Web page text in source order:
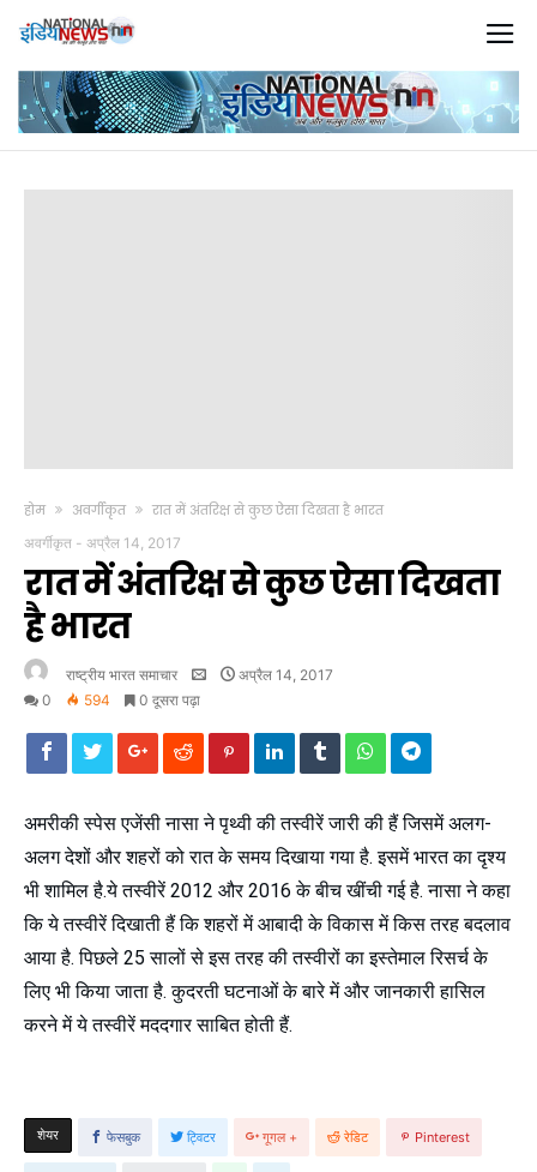
होम अवर्गीकृत रात में अंतरिक्ष से कुछ ऐसा दिखता है भारत
अवर्गीकृत - अप्रैल 14, 2017
रात में अंतरिक्ष से कुछ ऐसा दिखता
है भारत
राष्ट्रीय भारत समाचार
अप्रैल 14, 2017
0
594 0 दूसरा पढ़ा
अमरीकी स्पेस एजेंसी नासा ने पृथ्वी की तस्वीरें जारी की हैं जिसमें अलग-
अलग देशों और शहरों को रात के समय दिखाया गया है.इसमें भारत का दृश्य
भी शामिल है.ये तस्वीरें2012 और 2016के बीच खींची गई है.नासा ने कहा
कि ये तस्वीरें दिखाती हैं कि शहरों में आबादी के विकास में किस तरह बदलाव
आया है. पिछले 25सालों से इस तरह की तस्वीरों का इस्तेमाल रिसर्च के
लिए भी किया जाता है.कुदरती घटनाओं के बारे में और जानकारी हासिल
करने में ये तस्वीरें मददगार साबित होती हैं.
शेयर फेसबुक ट्विटर गूगल + रेडिट Pinterest